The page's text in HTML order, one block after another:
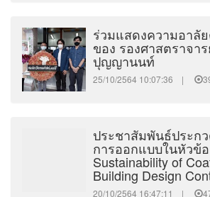
ร่วมแสดงความอาลั
ของ รองศาสตราจ
ปุญญานนท์
25/10/2564 10:07:36 |
ประชาสัมพันธ์ประก
การออกแบบในหัวข้อ
Sustainability of
Building Design
20/10/2564 16:47:11 |